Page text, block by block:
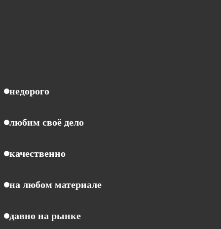
недорого
любим своё дело
качественно
на любом материале
давно на рынке